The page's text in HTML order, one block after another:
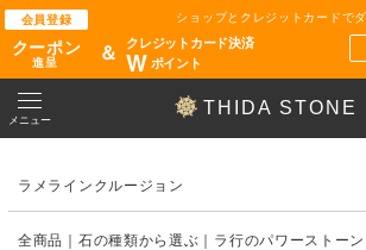
会員登録
クーポン
進呈
ショップとクレジットカードで
＆
クレジットカード決済
Wポイント
THIDA STONE
メニュー
ラメラインクルージョン
全商品 石の種類から選ぶ
ラ行のパワーストーン